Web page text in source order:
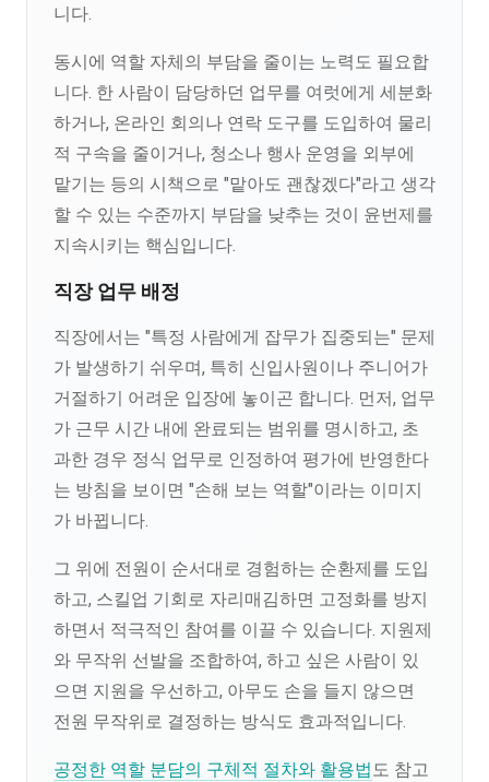
니다.
동시에 역할 자체의 부담을 줄이는 노력도 필요합
니다. 한 사람이 담당하던 업무를 여럿에게 세분화
하거나, 온라인 회의나 연락 도구를 도입하여 물리
적 구속을 줄이거나, 청소나 행사 운영을 외부에
맡기는 등의 시책으로 "맡아도 괜찮겠다"라고 생각
할 수 있는 수준까지 부담을 낮추는 것이 윤번제를
지속시키는 핵심입니다.
직장 업무 배정
직장에서는 "특정 사람에게 잡무가 집중되는" 문제
가 발생하기 쉬우며, 특히 신입사원이나 주니어가
거절하기 어려운 입장에 놓이곤 합니다. 먼저, 업무
가 근무 시간 내에 완료되는 범위를 명시하고, 초
과한 경우 정식 업무로 인정하여 평가에 반영한다
는 방침을 보이면 "손해 보는 역할"이라는 이미지
가 바뀝니다.
그 위에 전원이 순서대로 경험하는 순환제를 도입
하고, 스킬업 기회로 자리매김하면 고정화를 방지
하면서 적극적인 참여를 이끌 수 있습니다. 지원제
와 무작위 선발을 조합하여, 하고 싶은 사람이 있
으면 지원을 우선하고, 아무도 손을 들지 않으면
전원 무작위로 결정하는 방식도 효과적입니다.
공정한 역할 분담의 구체적 절차와 활용법도 참고